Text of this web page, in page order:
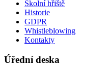
Školní hřiště
Historie
GDPR
Whistleblowing
Kontakty
Úřední deska